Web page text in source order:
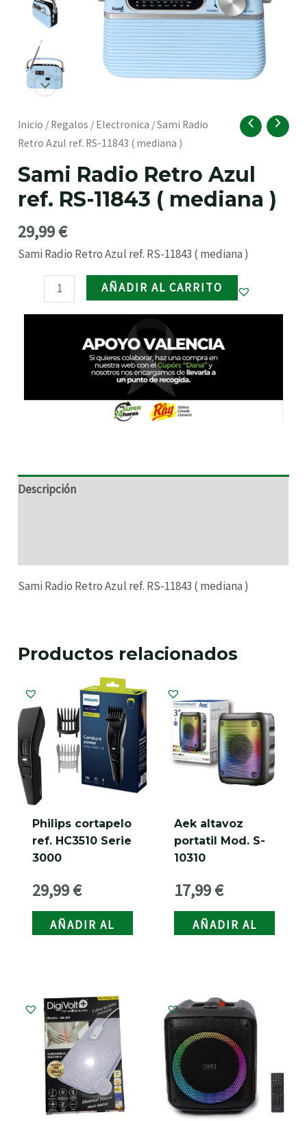
Inicio / Regalos / Electronica / Sami Radio
Retro Azul ref. RS-11843 ( mediana )
Sami Radio Retro Azul
ref. RS-11843 ( mediana )
29,99€
Sami Radio Retro Azul ref. RS-11843 ( mediana )
Sami
Radio
Azul
ref.
11843
(
mediana
AÑADIR AL CARRITO
Descripción
Sami Radio Retro Azul ref. RS-11843 ( mediana )
Productos relacionados
Philips cortapelo
ref. HC3510 Serie
3000
29,99€
AÑADIR AL
CARRITO
Aek altavoz
portatil Mod. S-
10310
17,99€
AÑADIR AL
CARRITO